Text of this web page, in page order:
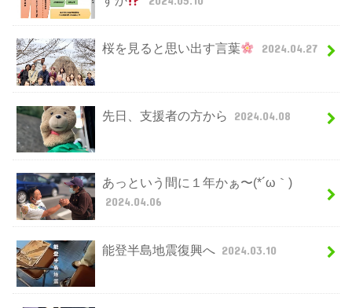
桜を見ると思い出す言葉 2024.04.27
先日、支援者の方から 2024.04.08
あっという間に１年かぁ〜(*´ω｀)
2024.04.06
能登半島地震復興へ 2024.03.10